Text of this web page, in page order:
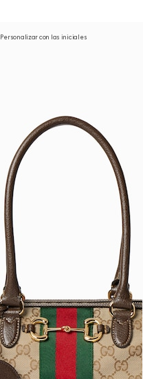
Personalizar con las iniciales